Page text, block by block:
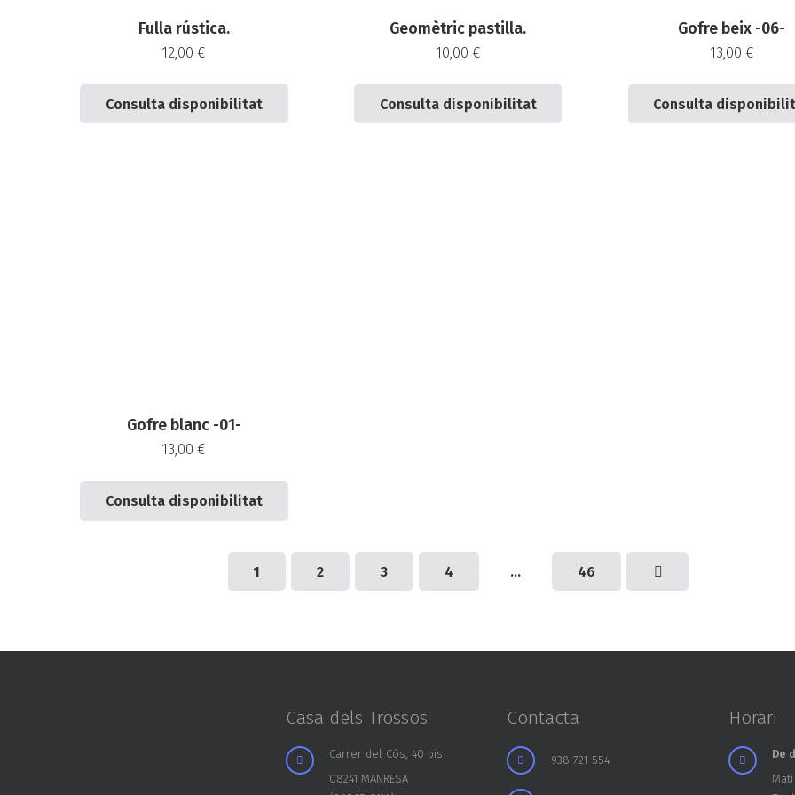
Fulla rústica.
12,00€
Consulta disponibilitat
Geomètric pastilla.
10,00 €
Consulta disponibilitat
Gofre beix -06-
13,00 €
Consulta
Gofre blanc -01-
13,00€
Consulta disponibilitat
1 2 3 4 … 46
Casa dels Trossos
Carrer del Cós, 40 bis
08241 MANRESA
Contacta
938 721 554
Horari
De